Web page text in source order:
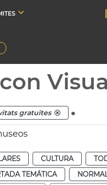
gratuïtes .
CULTURA
TEMÁTICA